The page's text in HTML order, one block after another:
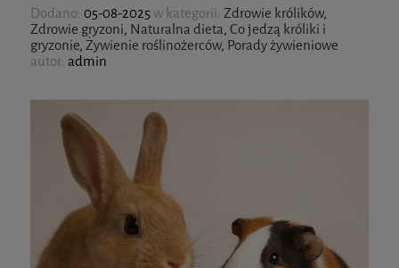
Dodano: 05-08-2025 w kategorii: Zdrowie królików,
Zdrowie gryzoni, Naturalna dieta, Co jedzą króliki i
gryzonie, Żywienie roślinożerców, Porady żywieniowe
autor: admin